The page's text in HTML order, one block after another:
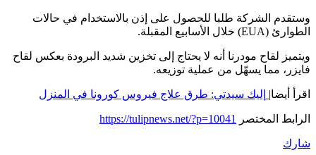
وستقدم الشركة طلبا للحصول على إذن بالاستخدام في حالات
الطوارئ (EUA) خلال الأسابيع المقبلة.
ويتميز لقاح مودرنا أنه لا يحتاج إلى تخزين شديد البرودة بعكس لقاح
فايزر، مما يسهّل من عملية توزيعه.
اقرأ أيضا| إليك سيدتي: طرق علاج فيروس كورونا في المنزل
الرابط المختصر https://tulipnews.net/?p=10041
شارك